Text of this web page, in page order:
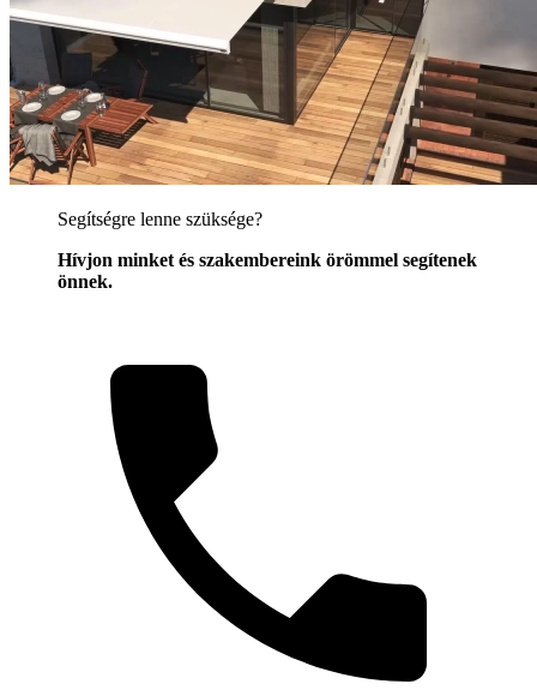
Segítségre lenne szüksége?
Hívjon minket és szakembereink örömmel segítenek
önnek.